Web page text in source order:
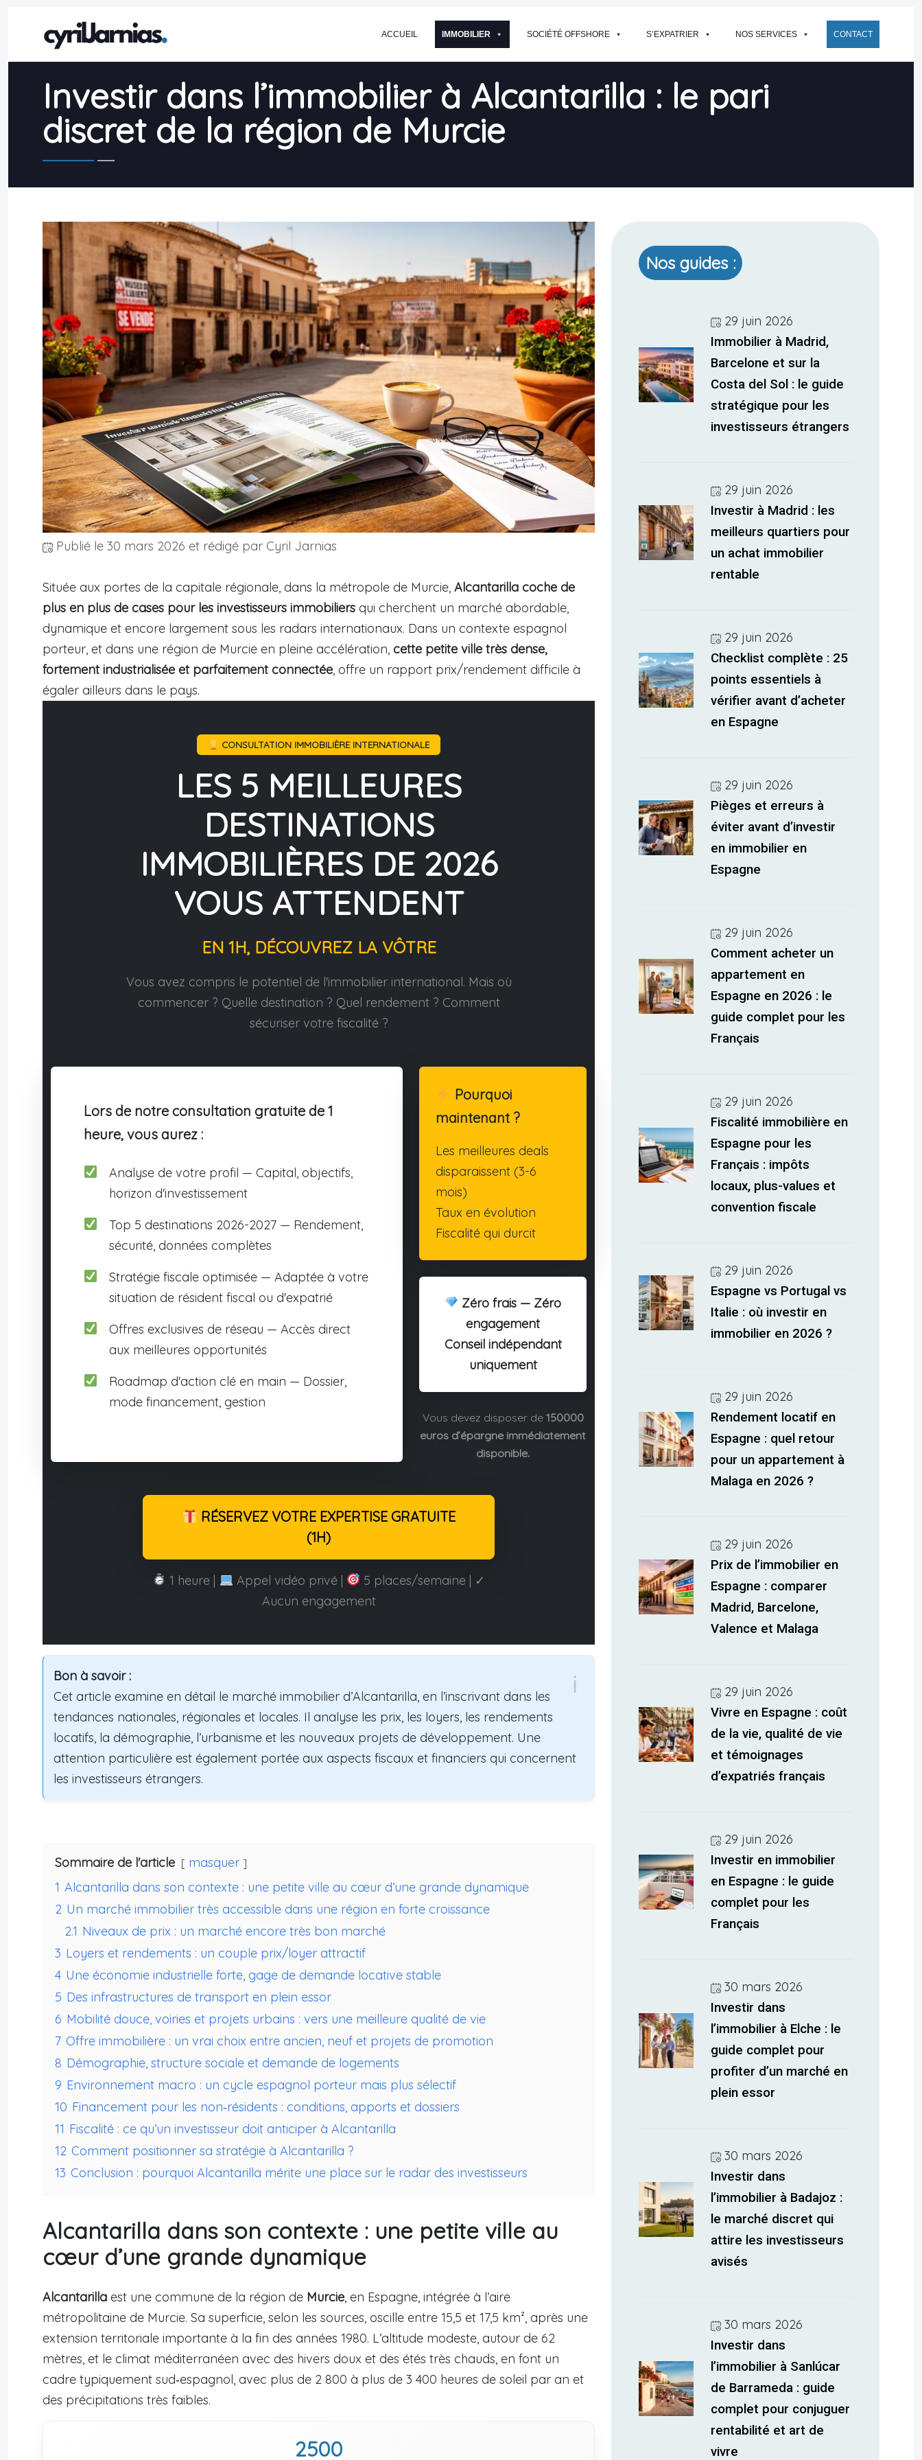
ACCUEIL IMMOBILIER SOCIÉTÉ OFFSHORE S’EXPATRIER NOS SERVICES CONTACT
Investir dans l’immobilier à Alcantarilla : le pari
discret de la région de Murcie
Publié le 30 mars 2026 et rédigé par Cyril Jarnias
Située aux portes de la capitale régionale, dans la métropole de Murcie, Alcantarilla coche de
plus en plus de cases pour les investisseurs immobiliers qui cherchent un marché abordable,
dynamique et encore largement sous les radars internationaux. Dans un contexte espagnol
porteur, et dans une région de Murcie en pleine accélération, cette petite ville très dense,
fortement industrialisée et parfaitement connectée, offre un rapport prix/rendement difficile à
égaler ailleurs dans le pays.
CONSULTATION IMMOBILIÈRE INTERNATIONALE
LES 5 MEILLEURES
DESTINATIONS
IMMOBILIÈRES DE 2026
VOUS ATTENDENT
EN 1H, DÉCOUVREZ LA VÔTRE
Vous avez compris le potentiel de l'immobilier international. Mais où
commencer ? Quelle destination ? Quel rendement ? Comment
sécuriser votre fiscalité ?
Lors de notre consultation gratuite de 1
heure, vous aurez :
Analyse de votre profil — Capital, objectifs,
horizon d'investissement
Top 5 destinations 2026-2027 — Rendement,
sécurité, données complètes
Stratégie fiscale optimisée — Adaptée à votre
situation de résident fiscal ou d'expatrié
Offres exclusives de réseau — Accès direct
aux meilleures opportunités
Roadmap d'action clé en main — Dossier,
mode financement, gestion
Pourquoi
maintenant ?
Les meilleures deals
disparaissent (3-6
mois)
Taux en évolution
Fiscalité qui durcit
Zéro frais — Zéro
engagement
Conseil indépendant
uniquement
Vous devez disposer de 150000
euros d’épargne immédiatement
disponible.
RÉSERVEZ VOTRE EXPERTISE GRATUITE
(1H)
1 heure | Appel vidéo privé |
5 places/semaine | ✓
Aucun engagement
Bon à savoir :
Cet article examine en détail le marché immobilier d’Alcantarilla, en l’inscrivant dans les
tendances nationales, régionales et locales. Il analyse les prix, les loyers, les rendements
locatifs, la démographie, l’urbanisme et les nouveaux projets de développement. Une
attention particulière est également portée aux aspects fiscaux et financiers qui concernent
les investisseurs étrangers.
Sommaire de l'article
masquer
1 Alcantarilla dans son contexte : une petite ville au cœur d’une grande dynamique
2 Un marché immobilier très accessible dans une région en forte croissance
2.1 Niveaux de prix : un marché encore très bon marché
3 Loyers et rendements : un couple prix/loyer attractif
4 Une économie industrielle forte, gage de demande locative stable
5 Des infrastructures de transport en plein essor
6 Mobilité douce, voiries et projets urbains : vers une meilleure qualité de vie
7 Offre immobilière : un vrai choix entre ancien, neuf et projets de promotion
8 Démographie, structure sociale et demande de logements
9 Environnement macro : un cycle espagnol porteur mais plus sélectif
10 Financement pour les non‑résidents : conditions, apports et dossiers
11 Fiscalité : ce qu’un investisseur doit anticiper à Alcantarilla
12 Comment positionner sa stratégie à Alcantarilla ?
13 Conclusion : pourquoi Alcantarilla mérite une place sur le radar des investisseurs
Alcantarilla dans son contexte : une petite ville au
cœur d’une grande dynamique
Alcantarilla est une commune de la région de Murcie , en Espagne, intégrée à l’aire
métropolitaine de Murcie. Sa superficie, selon les sources, oscille entre 15,5 et 17,5 km², après une
extension territoriale importante à la fin des années 1980. L’altitude modeste, autour de 62
mètres, et le climat méditerranéen avec des hivers doux et des étés très chauds, en font un
cadre typiquement sud‑espagnol, avec plus de 2 800 à plus de 3 400 heures de soleil par an et
des précipitations très faibles.
2500
Nos guides :
29 juin 2026
Immobilier à Madrid,
Barcelone et sur la
Costa del Sol : le guide
stratégique pour les
investisseurs étrangers
29 juin 2026
Investir à Madrid : les
meilleurs quartiers pour
un achat immobilier
rentable
29 juin 2026
Checklist complète : 25
points essentiels à
vérifier avant d’acheter
en Espagne
29 juin 2026
Pièges et erreurs à
éviter avant d’investir
en immobilier en
Espagne
29 juin 2026
Comment acheter un
appartement en
Espagne en 2026 : le
guide complet pour les
Français
29 juin 2026
Fiscalité immobilière en
Espagne pour les
Français : impôts
locaux, plus-values et
convention fiscale
29 juin 2026
Espagne vs Portugal vs
Italie : où investir en
immobilier en 2026 ?
29 juin 2026
Rendement locatif en
Espagne : quel retour
pour un appartement à
Malaga en 2026 ?
29 juin 2026
Prix de l’immobilier en
Espagne : comparer
Madrid, Barcelone,
Valence et Malaga
29 juin 2026
Vivre en Espagne : coût
de la vie, qualité de vie
et témoignages
d’expatriés français
29 juin 2026
Investir en immobilier
en Espagne : le guide
complet pour les
Français
30 mars 2026
Investir dans
l’immobilier à Elche : le
guide complet pour
profiter d’un marché en
plein essor
30 mars 2026
Investir dans
l’immobilier à Badajoz :
le marché discret qui
attire les investisseurs
avisés
30 mars 2026
Investir dans
l’immobilier à Sanlúcar
de Barrameda : guide
complet pour conjuguer
rentabilité et art de
vivre